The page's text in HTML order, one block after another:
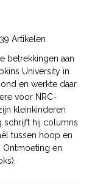
Artikelen
betrekkingen aan
University in
en werkte daar
voor NRC-
kleinkinderen
schrijft hij columns
tussen hoop en
Ontmoeting en